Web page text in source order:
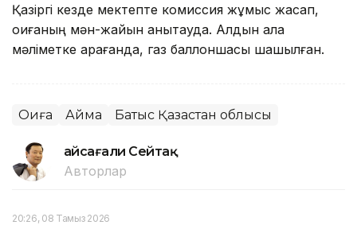
Қазіргі кезде мектепте комиссия жұмыс жасап,
оқиғаның мән-жайын анықтауда. Алдын ала
мәліметке қарағанда, газ баллоншасы шашылған.
Оқиға Аймақ Батыс Қазақстан облысы
Ғайсағали Сейтақ
Авторлар
20:26, 08 Тамыз 2026